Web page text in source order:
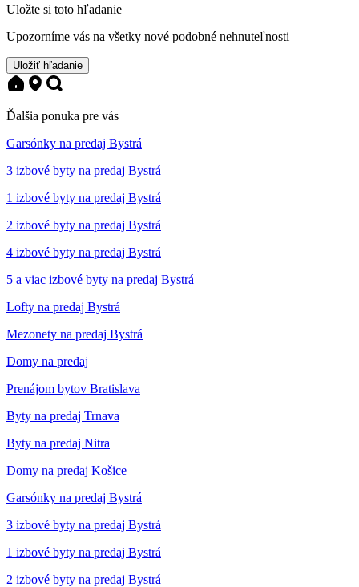
Uložte si toto hľadanie
Upozorníme vás na všetky nové podobné nehnuteľnosti
Uložiť hľadanie
Ďalšia ponuka pre vás
Garsónky na predaj Bystrá
3 izbové byty na predaj Bystrá
1 izbové byty na predaj Bystrá
2 izbové byty na predaj Bystrá
4 izbové byty na predaj Bystrá
5 a viac izbové byty na predaj Bystrá
Lofty na predaj Bystrá
Mezonety na predaj Bystrá
Domy na predaj
Prenájom bytov Bratislava
Byty na predaj Trnava
Byty na predaj Nitra
Domy na predaj Košice
Garsónky na predaj Bystrá
3 izbové byty na predaj Bystrá
1 izbové byty na predaj Bystrá
2 izbové byty na predaj Bystrá